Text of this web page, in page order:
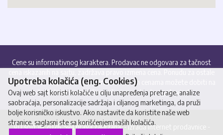
Cene su informativnog karaktera. Prodavac ne odgovara za tačnost
artikle, informacije o stanju lagera i aktuelnim cenama možete dobiti na
upit. Plaćanje se isključivo vrši virmanski - bezgotovinski.
VD soft © 2026. Sva prava zadržana. -Izrada internet prodavnice
Upotreba kolačića (eng. Cookies)
Ovaj web sajt koristi kolačiće u cilju unapređenja pretrage, analize
saobraćaja, personalizacije sadržaja i ciljanog marketinga, da pruži
bolje korisničko iskustvo. Ako nastavite da koristite naše web
stranice, saglasni ste sa korišćenjem naših kolačića.